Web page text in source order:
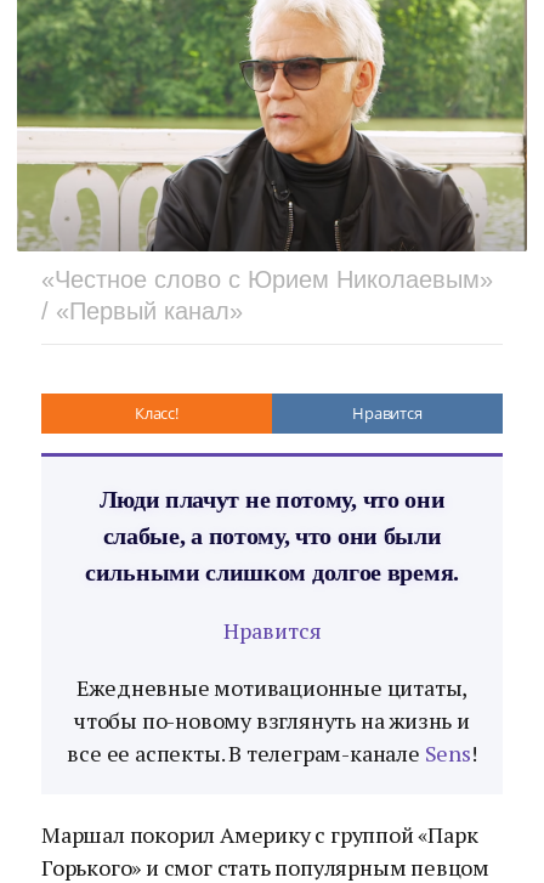
«Честное слово с Юрием Николаевым»
/ «Первый канал»
Класс! Нравится
Люди плачут не потому, что они
слабые, а потому, что они были
сильными слишком долгое время.
Нравится
Ежедневные мотивационные цитаты,
чтобы по-новому взглянуть на жизнь и
все ее аспекты. В телеграм-канале Sens!
Маршал покорил Америку с группой «Парк
Горького» и смог стать популярным певцом